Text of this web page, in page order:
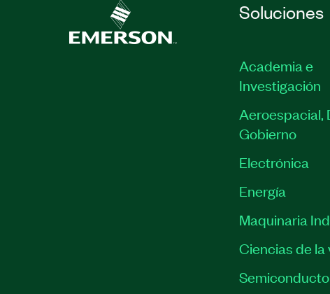
Soluciones
Academia e
Investigación
Aeroespacial,
Gobierno
Electrónica
Energía
Maquinaria
Ciencias de la